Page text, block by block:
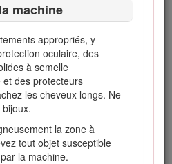
machine
appropriés, y
oculaire, des
à semelle
des protecteurs
les cheveux longs. Ne
la zone à
tout objet susceptible
la machine.
- Avertissement
les gaz d'échappement
de leurs composants
provoquer des cancers, des
et autres troubles de la
à la section 4442 ou 4443 du
de Californie si vous utilisez